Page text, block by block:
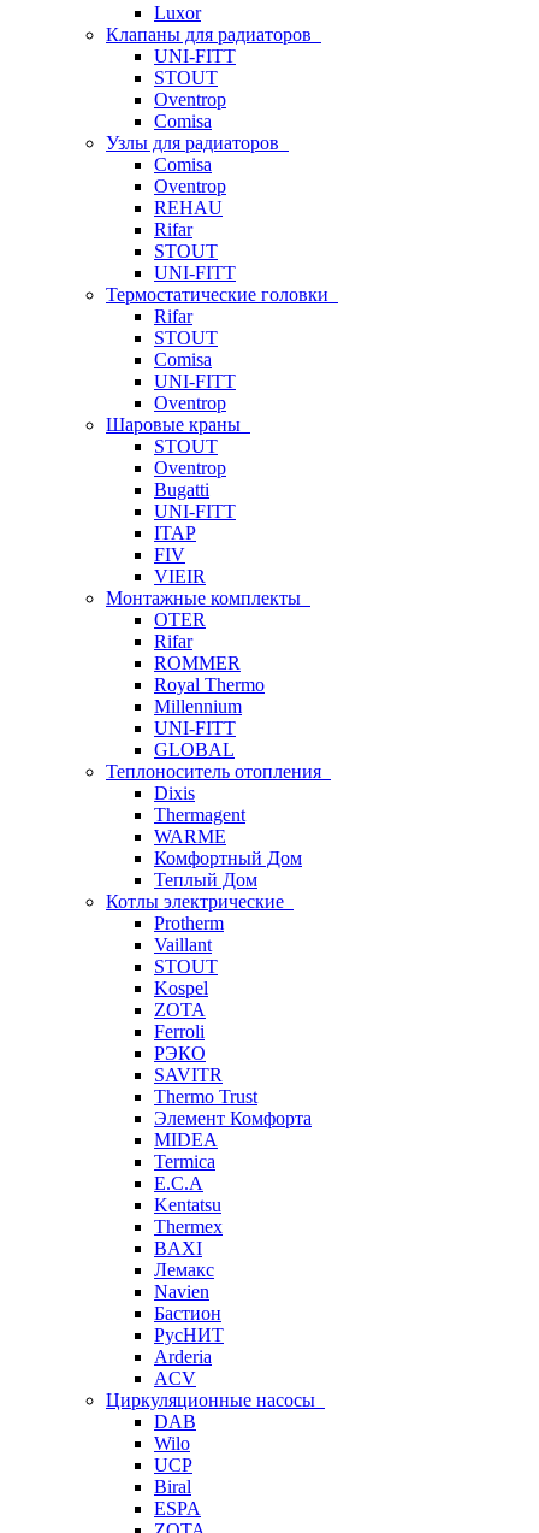
Luxor
Клапаны для радиаторов
UNI-FITT
STOUT
Oventrop
Comisa
Узлы для радиаторов
Comisa
Oventrop
REHAU
Rifar
STOUT
UNI-FITT
Термостатические головки
Rifar
STOUT
Comisa
UNI-FITT
Oventrop
Шаровые краны
STOUT
Oventrop
Bugatti
UNI-FITT
ITAP
FIV
VIEIR
Монтажные комплекты
OTER
Rifar
ROMMER
Royal Thermo
Millennium
UNI-FITT
GLOBAL
Теплоноситель отопления
Dixis
Thermagent
WARME
Комфортный Дом
Теплый Дом
Котлы электрические
Protherm
Vaillant
STOUT
Kospel
ZOTA
Ferroli
РЭКО
SAVITR
Thermo Trust
Элемент Комфорта
MIDEA
Termica
E.C.A
Kentatsu
Thermex
BAXI
Лемакс
Navien
Бастион
РусНИТ
Arderia
ACV
Циркуляционные насосы
DAB
Wilo
UCP
Biral
ESPA